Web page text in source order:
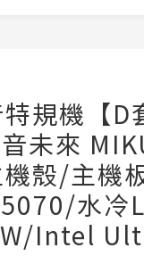
規機【D
未來
機殼/主機
水冷
Intel